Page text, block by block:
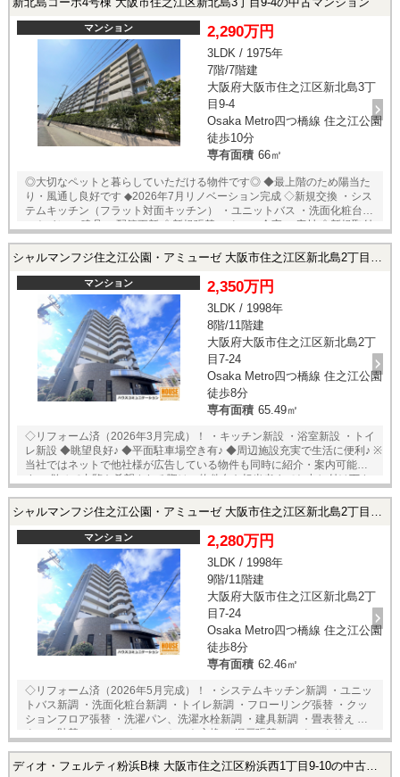
マンション 2,290万円
3LDK / 1975年
7階/7階建
大阪府大阪市住之江区新北島3丁
目9-4
Osaka Metro四つ橋線 住之江公園
徒歩10分
専有面積 66㎡
◎大切なペットと暮らしていただける物件です◎ ◆最上階のため陽当た
り・風通し良好です ◆2026年7月リノベーション完成 ◇新規交換 ・シス
テムキッチン（フラット対面キッチン） ・ユニットバス ・洗面化粧台
・トイレ ・建具 ・配管更新 ◇新規張替 ・クロス全室 ・床材 ◇新規取付
◆アフターサービス保証付き ・24時間365日緊急対応サービス
マンション 2,350万円
3LDK / 1998年
8階/11階建
大阪府大阪市住之江区新北島2丁
目7-24
Osaka Metro四つ橋線 住之江公園
徒歩8分
専有面積 65.49㎡
◇リフォーム済（2026年3月完成）！ ・キッチン新設 ・浴室新設 ・トイ
レ新設 ◆眺望良好♪ ◆平面駐車場空き有♪ ◆周辺施設充実で生活に便利♪ ※
当社ではネットで他社様が広告している物件も同時に紹介・案内可能で
す。 併せて内覧を希望される際は、物件名を担当者までお申し付け下さ
マンション 2,280万円
3LDK / 1998年
9階/11階建
大阪府大阪市住之江区新北島2丁
目7-24
Osaka Metro四つ橋線 住之江公園
徒歩8分
専有面積 62.46㎡
◇リフォーム済（2026年5月完成）！ ・システムキッチン新調 ・ユニッ
トバス新調 ・洗面化粧台新調 ・トイレ新調 ・フローリング張替 ・クッ
ションフロア張替 ・洗濯パン、洗濯水栓新調 ・建具新調 ・畳表替え ・
クロス貼替 ・スイッチ、コンセント交換 ・網戸張替 ・ハウスクリーニ
※当社ではネットで他社様が広告している物件も同時に紹介・案内可能ディオ・フェルティ粉浜B棟 大阪市住之江区粉浜西1丁目9-10の中古マンション